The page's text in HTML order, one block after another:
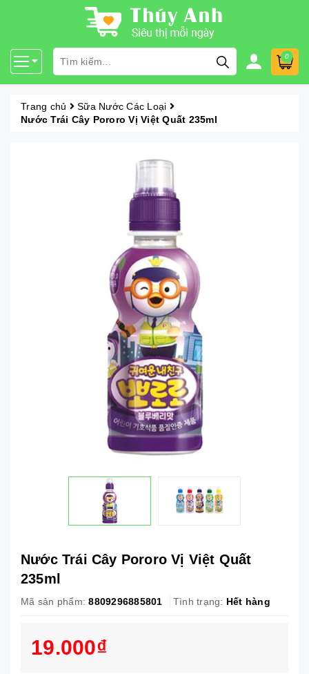
0
Trang chủ
Sữa Nước Các Loại
Nước Trái Cây Pororo Vị Việt Quất 235ml
Nước Trái Cây Pororo Vị Việt Quất
235ml
Mã sản phẩm: 8809296885801 Tình trạng: Hết hàng
19.000₫